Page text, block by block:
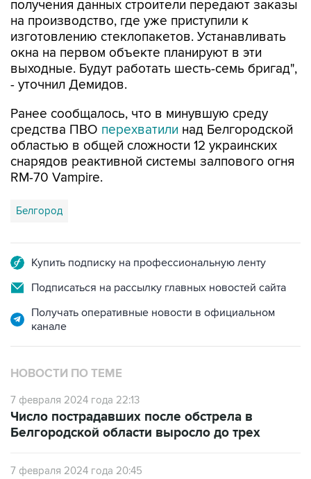
получения данных строители передают заказы
на производство, где уже приступили к
изготовлению стеклопакетов. Устанавливать
окна на первом объекте планируют в эти
выходные. Будут работать шесть-семь бригад",
- уточнил Демидов.
Ранее сообщалось, что в минувшую среду
средства ПВО перехватили над Белгородской
областью в общей сложности 12 украинских
снарядов реактивной системы залпового огня
RM-70 Vampire.
Белгород
Купить подписку на профессиональную ленту
Подписаться на рассылку главных новостей сайта
Получать оперативные новости в официальном
канале
НОВОСТИ ПО ТЕМЕ
7 февраля 2024 года 22:13
Число пострадавших после обстрела в
Белгородской области выросло до трех
7 февраля 2024 года 20:45